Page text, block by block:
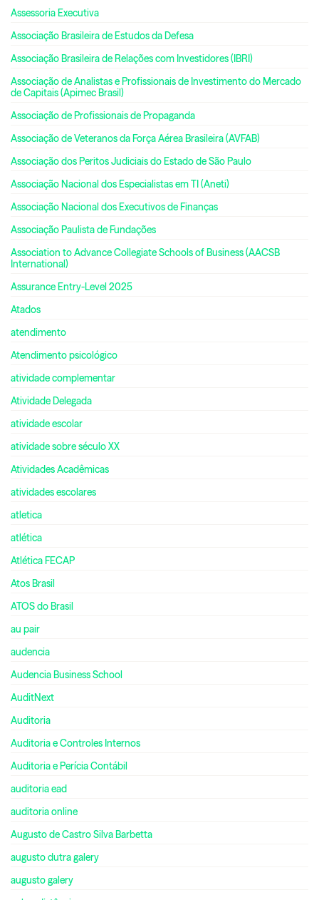
Assessoria Executiva
Associação Brasileira de Estudos da Defesa
Associação Brasileira de Relações com Investidores (IBRI)
Associação de Analistas e Profissionais de Investimento do Mercado
de Capitais (Apimec Brasil)
Associação de Profissionais de Propaganda
Associação de Veteranos da Força Aérea Brasileira (AVFAB)
Associação dos Peritos Judiciais do Estado de São Paulo
Associação Nacional dos Especialistas em TI (Aneti)
Associação Nacional dos Executivos de Finanças
Associação Paulista de Fundações
Association to Advance Collegiate Schools of Business (AACSB
International)
Assurance Entry-Level 2025
Atados
atendimento
Atendimento psicológico
atividade complementar
Atividade Delegada
atividade escolar
atividade sobre século XX
Atividades Acadêmicas
atividades escolares
atletica
atlética
Atlética FECAP
Atos Brasil
ATOS do Brasil
au pair
audencia
Audencia Business School
AuditNext
Auditoria
Auditoria e Controles Internos
Auditoria e Perícia Contábil
auditoria ead
auditoria online
Augusto de Castro Silva Barbetta
augusto dutra galery
augusto galery